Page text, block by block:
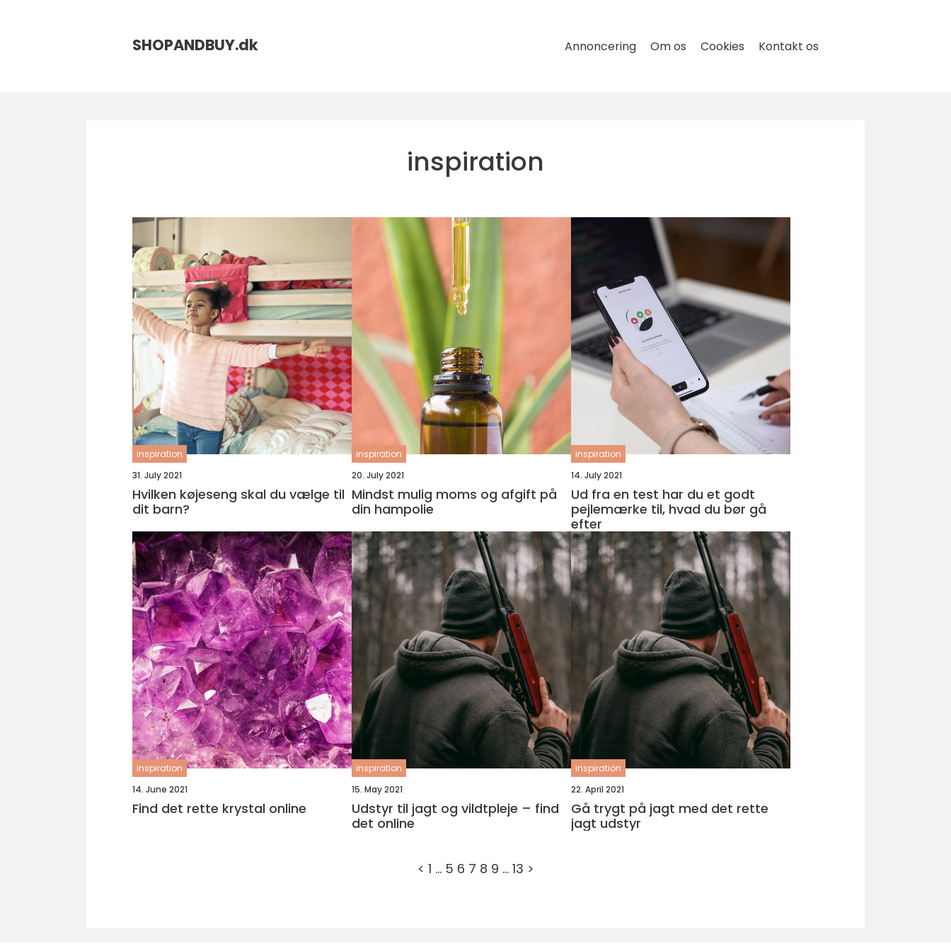
SHOPANDBUY.dk Annoncering Om os Cookies Kontakt os
inspiration
inspiration
31. July 2021
Hvilken køjeseng skal du vælge til
dit barn?
inspiration
20. July 2021
Mindst mulig moms og afgift på
din hampolie
inspiration
14. July 2021
Ud fra en test har du et godt
pejlemærke til, hvad du bør gå
efter
inspiration
14. June 2021
Find det rette krystal online
inspiration
15. May 2021
Udstyr til jagt og vildtpleje – find
det online
inspiration
22. April 2021
Gå trygt på jagt med det rette
jagt udstyr
< 1 … 5 6 7 8 9 … 13 >